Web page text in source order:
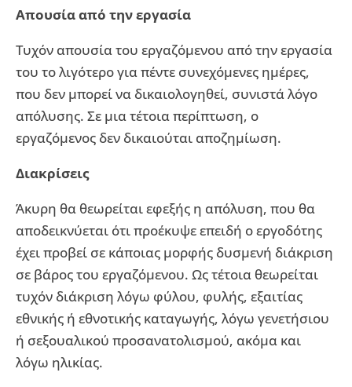
Απουσία από την εργασία
Τυχόν απουσία του εργαζόμενου από την εργασία
του το λιγότερο για πέντε συνεχόμενες ημέρες,
που δεν μπορεί να δικαιολογηθεί, συνιστά λόγο
απόλυσης. Σε μια τέτοια περίπτωση, ο
εργαζόμενος δεν δικαιούται αποζημίωση.
Διακρίσεις
Άκυρη θα θεωρείται εφεξής η απόλυση, που θα
αποδεικνύεται ότι προέκυψε επειδή ο εργοδότης
έχει προβεί σε κάποιας μορφής δυσμενή διάκριση
σε βάρος του εργαζόμενου. Ως τέτοια θεωρείται
τυχόν διάκριση λόγω φύλου, φυλής, εξαιτίας
εθνικής ή εθνοτικής καταγωγής, λόγω γενετήσιου
ή σεξουαλικού προσανατολισμού, ακόμα και
λόγω ηλικίας.